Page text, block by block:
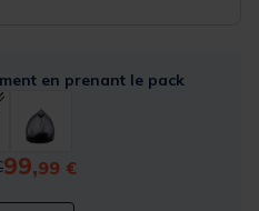
en prenant le pack
from
to
99,99 €